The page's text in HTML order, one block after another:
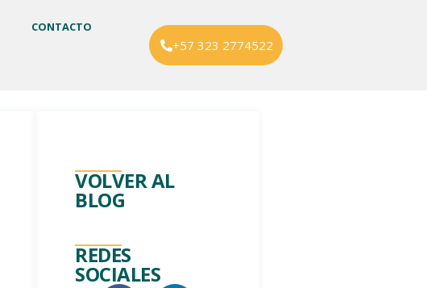
CONTACTO
+57 323 2774522
VOLVER AL
BLOG
REDES
SOCIALES